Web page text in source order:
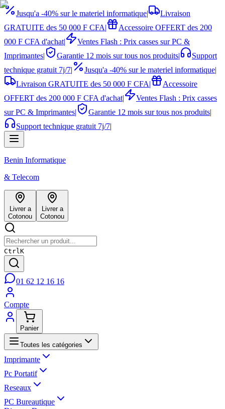
Jusqu'a -40% sur le materiel informatique|
Livraison
GRATUITE des 50 000 F CFA|
Accessoire OFFERT des 200
000 F CFA d'achat|
Ventes Flash : Prix casses sur PC &
Imprimantes| Garantie 12 mois sur tous nos produits|
Support
technique gratuit 7j/7| Jusqu'a -40% sur le materiel informatique|
Livraison GRATUITE des 50 000 F CFA|
Accessoire
OFFERT des 200 000 F CFA d'achat|
Ventes Flash : Prix casses
sur PC & Imprimantes| Garantie 12 mois sur tous nos produits|
Support technique gratuit 7j/7|
Benin Informatique
& Telecom
Livrer a
Cotonou
Livrer a
Cotonou
CtrlK
01 62 12 16 16
Compte
Panier
Toutes les catégories
Imprimante
Pc Portatif
Reseaux
PC Bureautique